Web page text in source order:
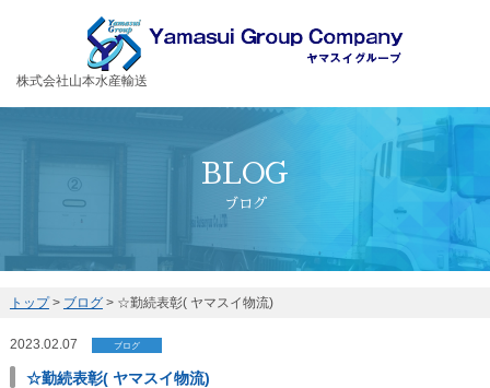
お客様の大切な荷物を安全・丁寧に運送するヤマスイグループ
株式会社山本水産輸送
BLOG
ブログ
トップ> ブログ> ☆勤続表彰( ヤマスイ物流)
2023.02.07 ブログ
☆勤続表彰( ヤマスイ物流)